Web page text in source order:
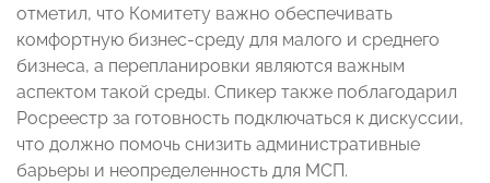
отметил, что Комитету важно обеспечивать
комфортную бизнес-среду для малого и среднего
бизнеса, а перепланировки являются важным
аспектом такой среды. Спикер также поблагодарил
Росреестр за готовность подключаться к дискуссии,
что должно помочь снизить административные
барьеры и неопределенность для МСП.